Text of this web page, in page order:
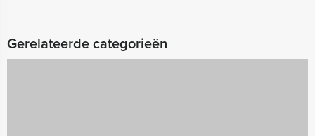
Gerelateerde categorieën